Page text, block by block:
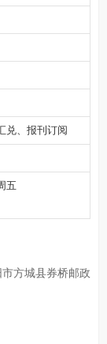
兑、报刊订阅
五
方城县券桥邮政